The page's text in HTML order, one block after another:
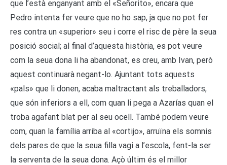
que l’està enganyant amb el «Señorito», encara que
Pedro intenta fer veure que no ho sap, ja que no pot fer
res contra un «superior» seu i corre el risc de père la seua
posició social; al final d’aquesta història, es pot veure
com la seua dona li ha abandonat, es creu, amb Ivan, però
aquest continuarà negant-lo. Ajuntant tots aquests
«pals» que li donen, acaba maltractant als treballadors,
que són inferiors a ell, com quan li pega a Azarías quan el
troba agafant blat per al seu ocell. També podem veure
com, quan la família arriba al «cortijo», arruïna els somnis
dels pares de que la seua filla vagi a l’escola, fent-la ser
la serventa de la seua dona. Açò últim és el millor